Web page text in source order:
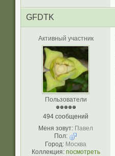
GFDTK
Активный участник
Пользователи
494 сообщений
Меня зовут: Павел
Пол:
Город: Москва
Коллекция: посмотреть